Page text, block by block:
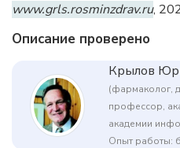
www.grls.rosminzdrav.ru,
Описание проверено
Крылов
(фармаколог,
профессор,
академии
Опыт работы: